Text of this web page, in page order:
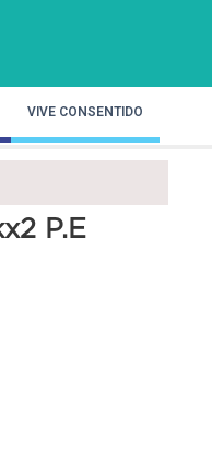
VIVE CONSENTIDO
P.E